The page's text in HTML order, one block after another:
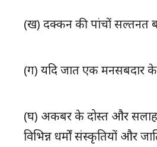
(ख) दक्कन की पांचों सल्तनत
(ग) यदि जात एक मनसबदार
(घ) अकबर के दोस्त और
विभिन्न धर्मों संस्कृतियों और